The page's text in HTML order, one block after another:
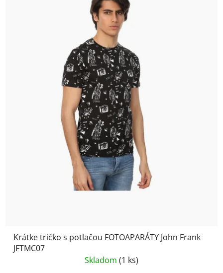
Krátke tričko s potlačou FOTOAPARÁTY John Frank
JFTMC07
Skladom (1 ks)